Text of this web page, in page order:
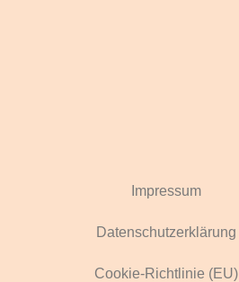
Impressum
Datenschutzerklärung
Cookie-Richtlinie (EU)